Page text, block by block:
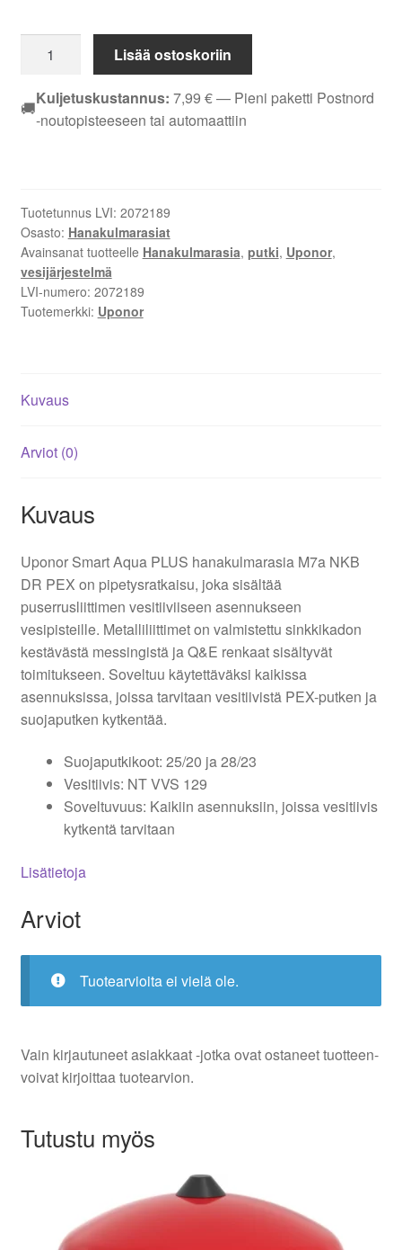
Smart
Aqua
PLUS
hanakulmarasia
PEX
-
Vesitiivis
hanakulmarasia
15mm
Lisää ostoskoriin
🚚Kuljetuskustannus: 7,99 €— Pieni paketti Postnord
-noutopisteeseen tai automaattiin
Tuotetunnus LVI: 2072189
Osasto: Hanakulmarasiat
Avainsanat tuotteelle Hanakulmarasia, putki, Uponor,
vesijärjestelmä
LVI-numero: 2072189
Tuotemerkki: Uponor
Kuvaus
Arviot (0)
Kuvaus
Uponor Smart Aqua PLUS hanakulmarasia M7a NKB
DR PEX on pipetysratkaisu, joka sisältää
puserrusliittimen vesitiiviiseen asennukseen
vesipisteille. Metalliliittimet on valmistettu sinkkikadon
kestävästä messingistä ja Q&E renkaat sisältyvät
toimitukseen. Soveltuu käytettäväksi kaikissa
asennuksissa, joissa tarvitaan vesitiivistä PEX-putken ja
suojaputken kytkentää.
Suojaputkikoot: 25/20 ja 28/23
Vesitiivis: NT VVS 129
Soveltuvuus: Kaikiin asennuksiin, joissa vesitiivis
kytkentä tarvitaan
Lisätietoja
Arviot
Tuotearvioita ei vielä ole.
Vain kirjautuneet asiakkaat -jotka ovat ostaneet tuotteen-
voivat kirjoittaa tuotearvion.
Tutustu myös